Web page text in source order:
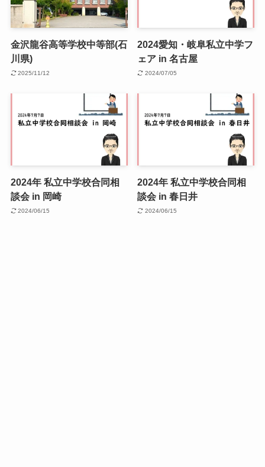
金沢龍谷高等学校中等部(石
川県)
2025/11/12
2024愛知・岐阜私立中学フ
ェア in 名古屋
2024/07/05
2024年 私立中学校合同相
談会 in 岡崎
2024/06/15
2024年 私立中学校合同相
談会 in 春日井
2024/06/15